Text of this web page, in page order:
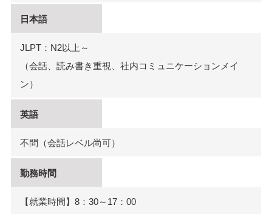
日本語
JLPT：N2以上～
（会話、読み書き重視、社内コミュニケーションメイ
ン）
英語
不問（会話レベル尚可）
勤務時間
【就業時間】8：30～17：00